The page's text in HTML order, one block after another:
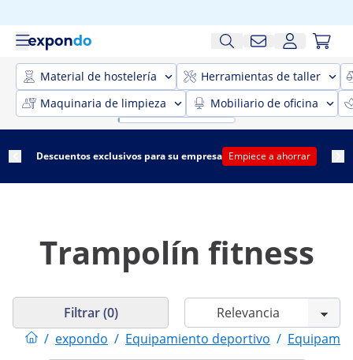
Material de hostelería
Herramientas de taller
Maquinaria de limpieza
Mobiliario de oficina
Descuentos exclusivos para su empresa Empiece a ahorrar
Trampolín fitness
/ expondo / Equipamiento deportivo /
Filtrar (0)